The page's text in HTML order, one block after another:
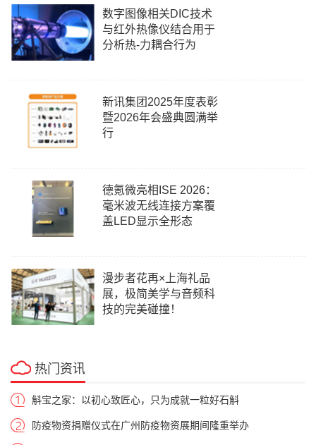
数字图像相关DIC技术
与红外热像仪结合用于
分析热-力耦合行为
新讯集团2025年度表彰
暨2026年会盛典圆满举
行
德氪微亮相ISE 2026：
毫米波无线连接方案覆
盖LED显示全形态
漫步者花再×上海礼品
展，极简美学与音频科
技的完美碰撞！
热门资讯
斛宝之家：以初心致匠心，只为成就一粒好石斛
防疫物资捐赠仪式在广州防疫物资展期间隆重举办